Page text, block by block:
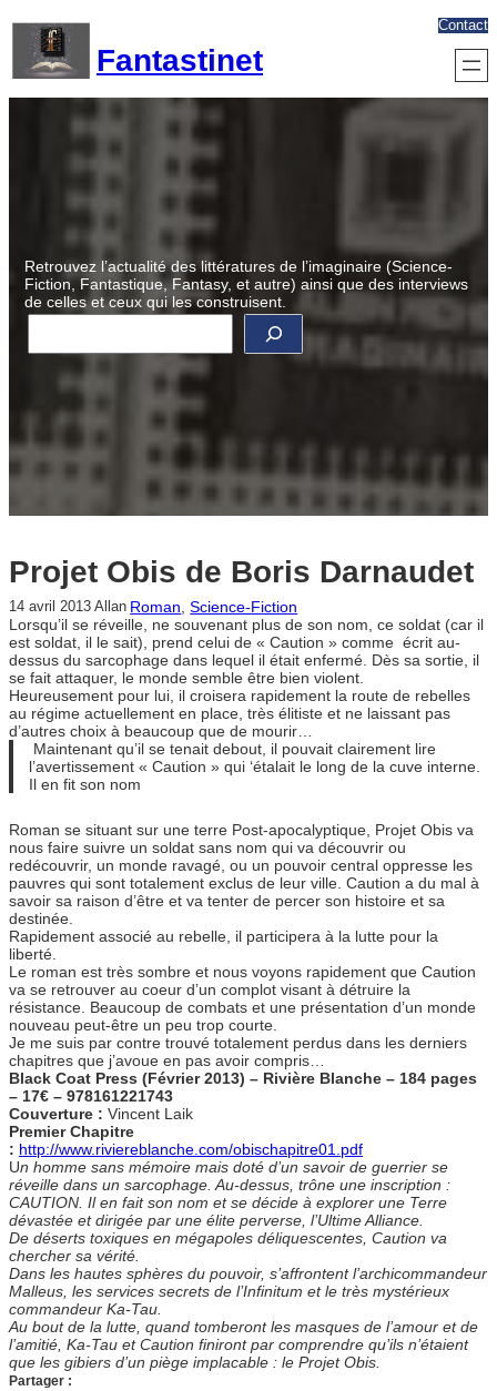
contenu
Fantastinet
Contact
Retrouvez l’actualité des littératures de l’imaginaire (Science-
Fiction, Fantastique, Fantasy, et autre) ainsi que des interviews
de celles et ceux qui les construisent.
R
c
h
Projet Obis de Boris Darnaudet
14 avril 2013 Allan Roman, Science-Fiction
Lorsqu’il se réveille, ne souvenant plus de son nom, ce soldat (car il
est soldat, il le sait), prend celui de « Caution » comme écrit au-
dessus du sarcophage dans lequel il était enfermé. Dès sa sortie, il
se fait attaquer, le monde semble être bien violent.
Heureusement pour lui, il croisera rapidement la route de rebelles
au régime actuellement en place, très élitiste et ne laissant pas
d’autres choix à beaucoup que de mourir…
Maintenant qu’il se tenait debout, il pouvait clairement lire
l’avertissement « Caution » qui ‘étalait le long de la cuve interne.
Il en fit son nom
Roman se situant sur une terre Post-apocalyptique, Projet Obis va
nous faire suivre un soldat sans nom qui va découvrir ou
redécouvrir, un monde ravagé, ou un pouvoir central oppresse les
pauvres qui sont totalement exclus de leur ville. Caution a du mal à
savoir sa raison d’être et va tenter de percer son histoire et sa
destinée.
Rapidement associé au rebelle, il participera à la lutte pour la
liberté.
Le roman est très sombre et nous voyons rapidement que Caution
va se retrouver au coeur d’un complot visant à détruire la
résistance. Beaucoup de combats et une présentation d’un monde
nouveau peut-être un peu trop courte.
Je me suis par contre trouvé totalement perdus dans les derniers
chapitres que j’avoue en pas avoir compris…
Black Coat Press (Février 2013) – Rivière Blanche – 184 pages
– 17€ – 978161221743
Couverture : Vincent Laik
Premier Chapitre
: http://www.riviereblanche.com/obischapitre01.pdf
Un homme sans mémoire mais doté d’un savoir de guerrier se
réveille dans un sarcophage. Au-dessus, trône une inscription :
CAUTION. Il en fait son nom et se décide à explorer une Terre
dévastée et dirigée par une élite perverse, l’Ultime Alliance.
De déserts toxiques en mégapoles déliquescentes, Caution va
chercher sa vérité.
Dans les hautes sphères du pouvoir, s’affrontent l’archicommandeur
Malleus, les services secrets de l’Infinitum et le très mystérieux
commandeur Ka-Tau.
Au bout de la lutte, quand tomberont les masques de l’amour et de
l’amitié, Ka-Tau et Caution finiront par comprendre qu’ils n’étaient
que les gibiers d’un piège implacable : le Projet Obis.
Partager :